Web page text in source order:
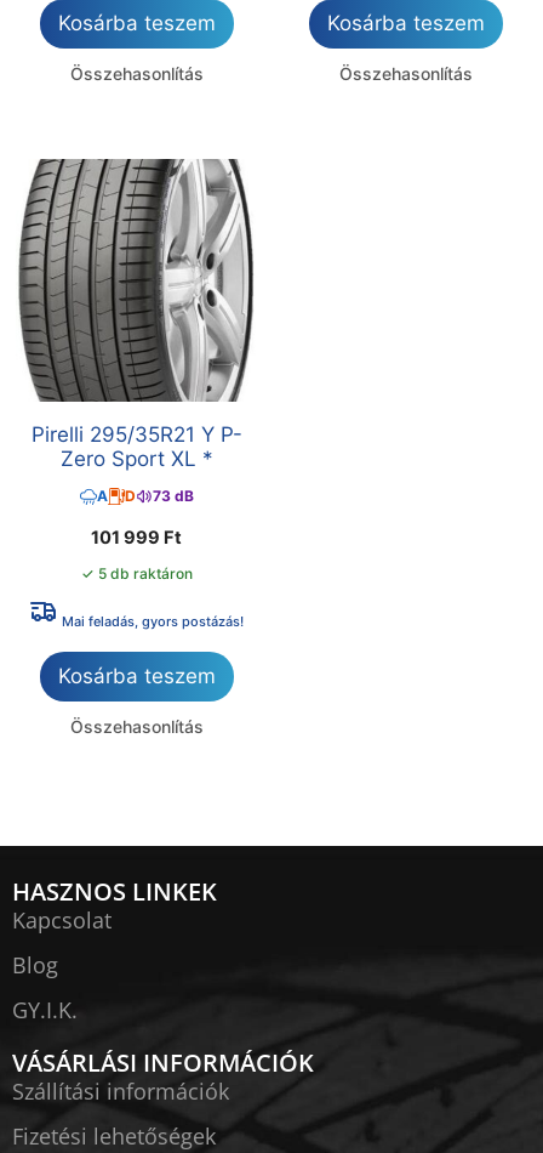
Kosárba teszem
Összehasonlítás
Kosárba teszem
Összehasonlítás
Pirelli 295/35R21 Y P-
Zero Sport XL *
A D 73 dB
101 999 Ft
✓ 5 db raktáron
Mai feladás, gyors postázás!
Kosárba teszem
Összehasonlítás
HASZNOS LINKEK
Kapcsolat
Blog
GY.I.K.
VÁSÁRLÁSI INFORMÁCIÓK
Szállítási információk
Fizetési lehetőségek